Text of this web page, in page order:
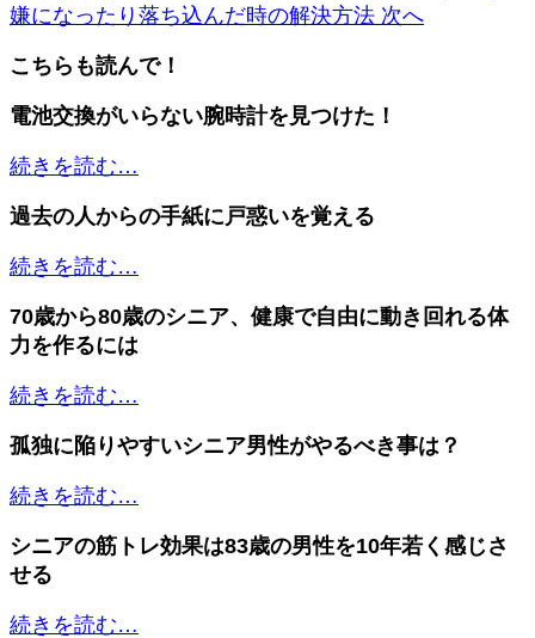
嫌になったり落ち込んだ時の解決方法 次へ
こちらも読んで！
電池交換がいらない腕時計を見つけた！
続きを読む…
過去の人からの手紙に戸惑いを覚える
続きを読む…
70歳から80歳のシニア、健康で自由に動き回れる体
力を作るには
続きを読む…
孤独に陥りやすいシニア男性がやるべき事は？
続きを読む…
シニアの筋トレ効果は83歳の男性を10年若く感じさ
せる
続きを読む…